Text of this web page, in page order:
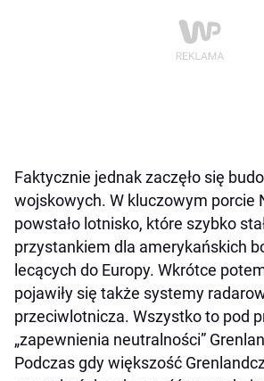
Faktycznie jednak zaczęło się
wojskowych. W kluczowym porcie
powstało lotnisko, które szybko
przystankiem dla amerykańskich
lecących do Europy. Wkrótce
pojawiły się także systemy
przeciwlotnicza. Wszystko to pod
„zapewnienia neutralności”
Podczas gdy większość